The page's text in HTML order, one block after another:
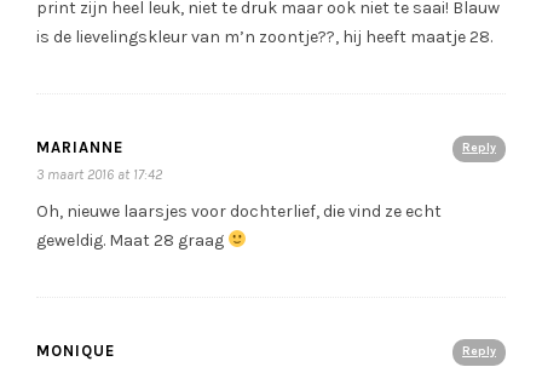
print zijn heel leuk, niet te druk maar ook niet te saai! Blauw
is de lievelingskleur van m’n zoontje??, hij heeft maatje 28.
Reply
MARIANNE
3 maart 2016 at 17:42
Oh, nieuwe laarsjes voor dochterlief, die vind ze echt
geweldig. Maat 28 graag
Reply
MONIQUE